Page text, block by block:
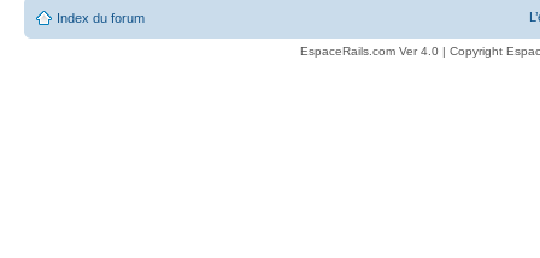
Index du forum
EspaceRails.com Ver 4.0 | Copyright